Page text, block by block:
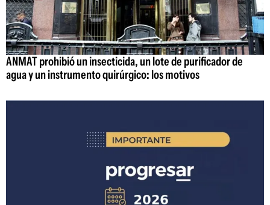
ANMAT prohibió un insecticida, un lote de purificador de
agua y un instrumento quirúrgico: los motivos